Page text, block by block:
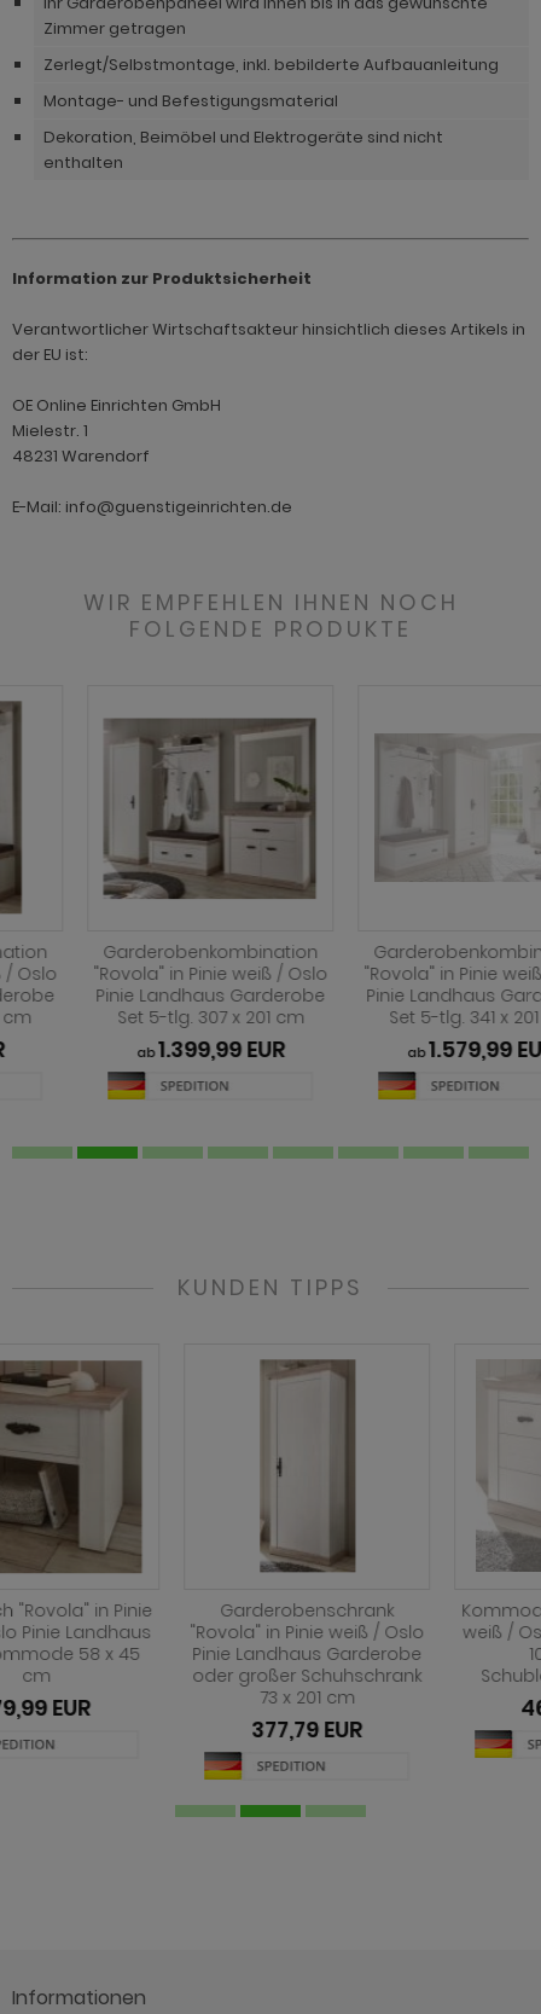
Zimmer getragen
Zerlegt/Selbstmontage, inkl. bebilderte Aufbauanleitung
Montage- und Befestigungsmaterial
Dekoration, Beimöbel und Elektrogeräte sind nicht
enthalten
Information zur Produktsicherheit
Verantwortlicher Wirtschaftsakteur hinsichtlich dieses Artikels in
der EU ist:
OE Online Einrichten GmbH
Mielestr. 1
48231 Warendorf
E-Mail: info@guenstigeinrichten.de
WIR EMPFEHLEN IHNEN NOCH
FOLGENDE PRODUKTE
Garderobenkombination
"Rovola" in Pinie weiß / Oslo
Pinie Landhaus Garderobe
Set 5-tlg. 307 x 201 cm
1.399,99 EUR
Garderobenkombination
"Rovola" in Pinie weiß / Oslo
Pinie Landhaus Garderobe
Set 5-tlg. 341 x 201 cm
1.579,99 EUR
KUNDEN TIPPS
Garderobenschrank
"Rovola" in Pinie weiß / Oslo
Pinie Landhaus Garderobe
oder großer Schuhschrank
73 x 201 cm
Kommode "Rovola" in Pinie
weiß / Oslo Pinie Landhaus
107 x 84 cm
Schubladenkommode
467,79 EUR
Informationen
Ronson
Rovola
Scandik
Sena
Seyne
Stove Old Style hell
Stove weiß Pinie
Sunroof
Timber
Vestland
Rivian
Romina
Ronin Eiche
Ronin Esche
Rooky weiß
Rovola
Rubin weiß
Sentra
Stream
Sunroof
Synnax
Timber
Tomaso
Tyler
Vestland
Ward